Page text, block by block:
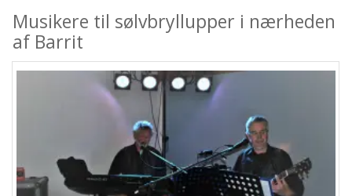
Musikere til sølvbryllupper i nærheden
af Barrit